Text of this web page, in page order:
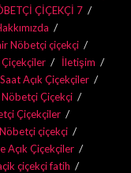
ÇİÇEKÇİ 7
Nöbetçi çiçekçi
İletişim
Açık Çiçekçiler
Nöbetçi Çiçekçi
Çiçekçiler
çiçekçi
Açık Çiçekçiler
çiçekçi fatih